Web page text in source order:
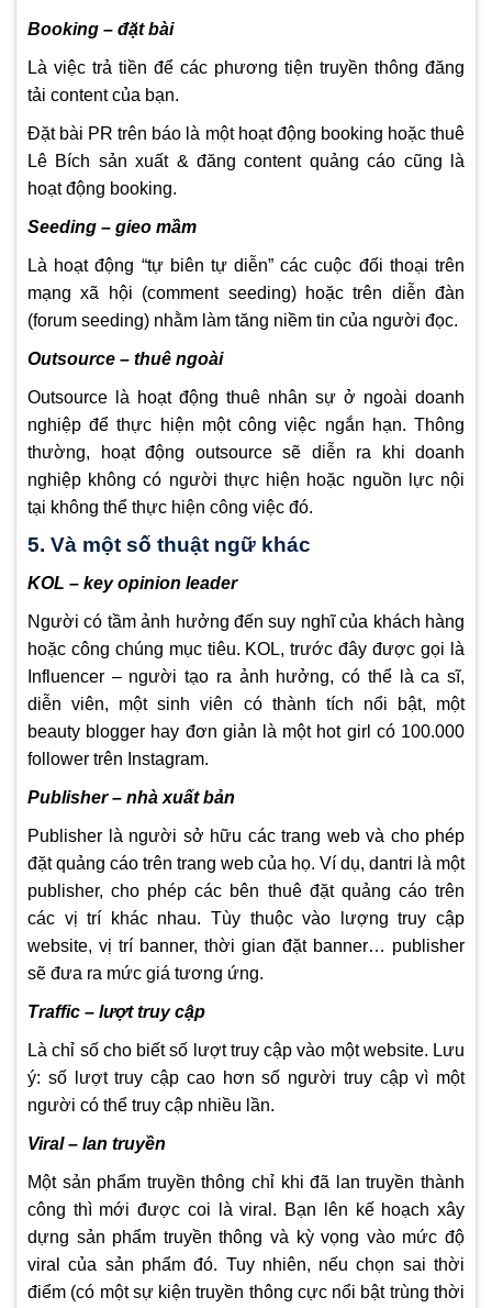
Booking – đặt bài
Là việc trả tiền để các phương tiện truyền thông đăng
tải content của bạn.
Đặt bài PR trên báo là một hoạt động booking hoặc thuê
Lê Bích sản xuất & đăng content quảng cáo cũng là
hoạt động booking.
Seeding – gieo mầm
Là hoạt động “tự biên tự diễn” các cuộc đối thoại trên
mạng xã hội (comment seeding) hoặc trên diễn đàn
(forum seeding) nhằm làm tăng niềm tin của người đọc.
Outsource – thuê ngoài
Outsource là hoạt động thuê nhân sự ở ngoài doanh
nghiệp để thực hiện một công việc ngắn hạn. Thông
thường, hoạt động outsource sẽ diễn ra khi doanh
nghiệp không có người thực hiện hoặc nguồn lực nội
tại không thể thực hiện công việc đó.
5. Và một số thuật ngữ khác
KOL – key opinion leader
Người có tầm ảnh hưởng đến suy nghĩ của khách hàng
hoặc công chúng mục tiêu. KOL, trước đây được gọi là
Influencer – người tạo ra ảnh hưởng, có thể là ca sĩ,
diễn viên, một sinh viên có thành tích nổi bật, một
beauty blogger hay đơn giản là một hot girl có 100.000
follower trên Instagram.
Publisher – nhà xuất bản
Publisher là người sở hữu các trang web và cho phép
đặt quảng cáo trên trang web của họ. Ví dụ, dantri là một
publisher, cho phép các bên thuê đặt quảng cáo trên
các vị trí khác nhau. Tùy thuộc vào lượng truy cập
website, vị trí banner, thời gian đặt banner… publisher
sẽ đưa ra mức giá tương ứng.
Traffic – lượt truy cập
Là chỉ số cho biết số lượt truy cập vào một website. Lưu
ý: số lượt truy cập cao hơn số người truy cập vì một
người có thể truy cập nhiều lần.
Viral – lan truyền
Một sản phẩm truyền thông chỉ khi đã lan truyền thành
công thì mới được coi là viral. Bạn lên kế hoạch xây
dựng sản phẩm truyền thông và kỳ vọng vào mức độ
viral của sản phẩm đó. Tuy nhiên, nếu chọn sai thời
điểm (có một sự kiện truyền thông cực nổi bật trùng thời